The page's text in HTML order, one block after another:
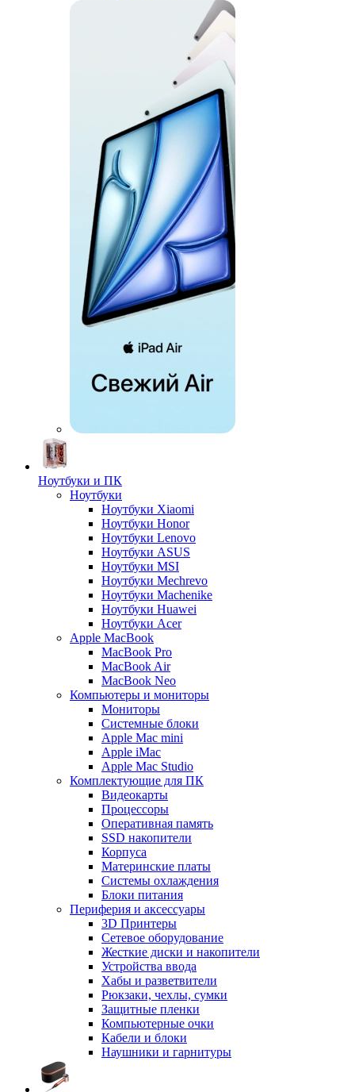
Ноутбуки и ПК
Ноутбуки
Ноутбуки Xiaomi
Ноутбуки Honor
Ноутбуки Lenovo
Ноутбуки ASUS
Ноутбуки MSI
Ноутбуки Mechrevo
Ноутбуки Machenike
Ноутбуки Huawei
Ноутбуки Acer
Apple MacBook
MacBook Pro
MacBook Air
MacBook Neo
Компьютеры и мониторы
Мониторы
Системные блоки
Apple Mac mini
Apple iMac
Apple Mac Studio
Комплектующие для ПК
Видеокарты
Процессоры
Оперативная память
SSD накопители
Корпуса
Материнские платы
Системы охлаждения
Блоки питания
Периферия и аксессуары
3D Принтеры
Сетевое оборудование
Жесткие диски и накопители
Устройства ввода
Хабы и разветвители
Рюкзаки, чехлы, сумки
Защитные пленки
Компьютерные очки
Кабели и блоки
Наушники и гарнитуры